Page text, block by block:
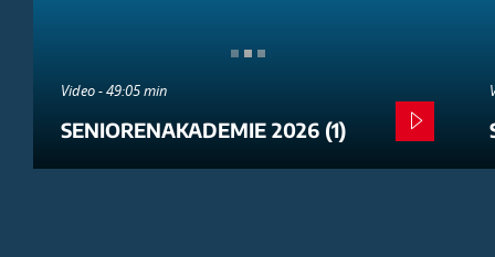
Video - 49:05 min
SENIORENAKADEMIE 2026 (1)